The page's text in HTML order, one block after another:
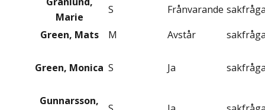
Marie
S Frånvarande
Green, Mats
M Avstår
Green, Monica S Ja
Gunnarsson,